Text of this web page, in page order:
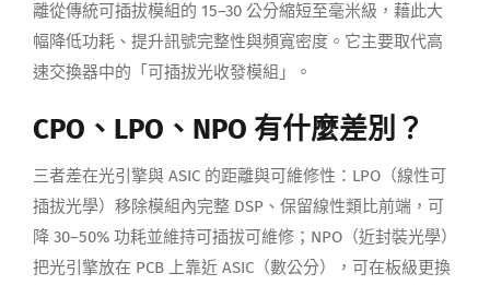
離從傳統可插拔模組的 15–30 公分縮短至毫米級，藉此大
幅降低功耗、提升訊號完整性與頻寬密度。它主要取代高
速交換器中的「可插拔光收發模組」。
CPO、LPO、NPO 有什麼差別？
三者差在光引擎與 ASIC 的距離與可維修性：LPO（線性可
插拔光學）移除模組內完整 DSP、保留線性類比前端，可
降 30–50% 功耗並維持可插拔可維修；NPO（近封裝光學）
把光引擎放在 PCB 上靠近 ASIC（數公分），可在板級更換